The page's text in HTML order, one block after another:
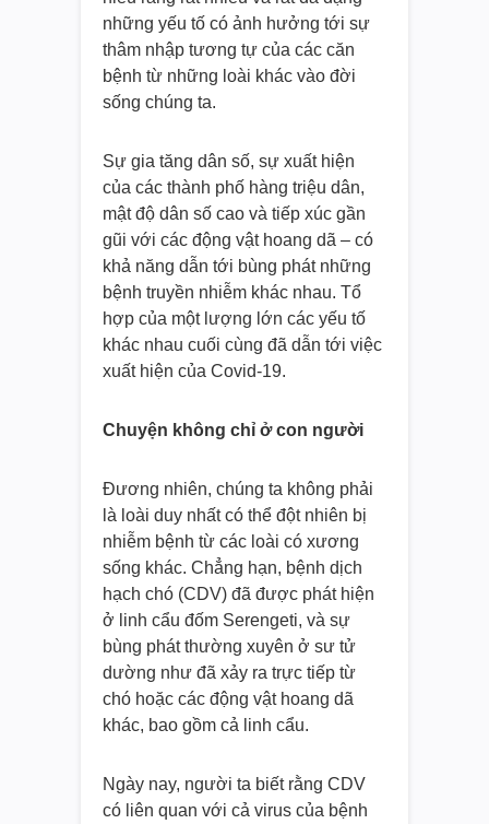
những yếu tố có ảnh hưởng tới sự
thâm nhập tương tự của các căn
bệnh từ những loài khác vào đời
sống chúng ta.
Sự gia tăng dân số, sự xuất hiện
của các thành phố hàng triệu dân,
mật độ dân số cao và tiếp xúc gần
gũi với các động vật hoang dã – có
khả năng dẫn tới bùng phát những
bệnh truyền nhiễm khác nhau. Tổ
hợp của một lượng lớn các yếu tố
khác nhau cuối cùng đã dẫn tới việc
xuất hiện của Covid-19.
Chuyện không chỉ ở con người
Đương nhiên, chúng ta không phải
là loài duy nhất có thể đột nhiên bị
nhiễm bệnh từ các loài có xương
sống khác. Chẳng hạn, bệnh dịch
hạch chó (CDV) đã được phát hiện
ở linh cẩu đốm Serengeti, và sự
bùng phát thường xuyên ở sư tử
dường như đã xảy ra trực tiếp từ
chó hoặc các động vật hoang dã
khác, bao gồm cả linh cẩu.
Ngày nay, người ta biết rằng CDV
có liên quan với cả virus của bệnh